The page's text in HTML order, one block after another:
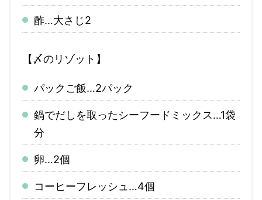
酢…大さじ2
【〆のリゾット】
パックご飯…2パック
鍋でだしを取ったシーフードミックス…1袋
分
卵…2個
コーヒーフレッシュ…4個